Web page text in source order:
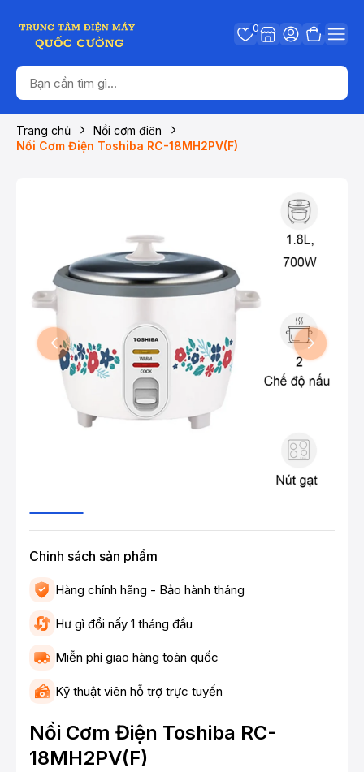
0
Trang chủ
Nồi cơm điện
Nồi Cơm Điện Toshiba RC-18MH2PV(F)
Chinh sách sản phẩm
Hàng chính hãng - Bảo hành tháng
Hư gì đổi nấy 1 tháng đầu
Miễn phí giao hàng toàn quốc
Kỹ thuật viên hỗ trợ trực tuyến
Nồi Cơm Điện Toshiba RC-
18MH2PV(F)